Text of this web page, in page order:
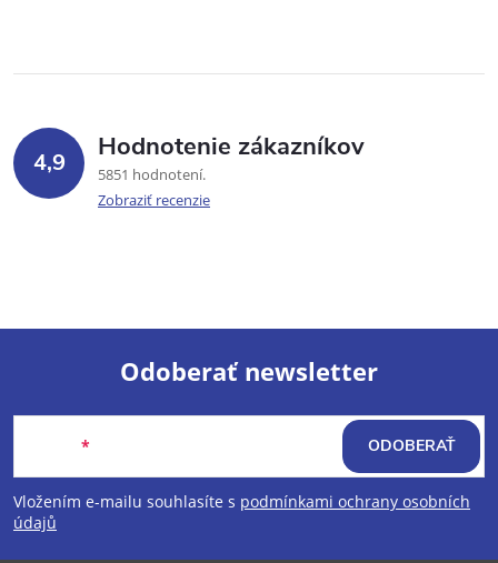
4,9 Hodnotenie zákazníkov
5851 hodnotení
Zobraziť recenzie
Z
á
p
Odoberať newsletter
Vložením e-mailu souhlasíte s podmínkami ochrany osobních
údajů
ODOBERAŤ